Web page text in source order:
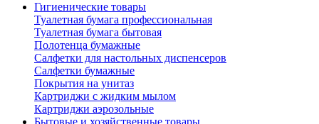
Гигиенические товары
Туалетная бумага профессиональная
Туалетная бумага бытовая
Полотенца бумажные
Салфетки для настольных диспенсеров
Салфетки бумажные
Покрытия на унитаз
Картриджи с жидким мылом
Картриджи аэрозольные
Бытовые и хозяйственные товары